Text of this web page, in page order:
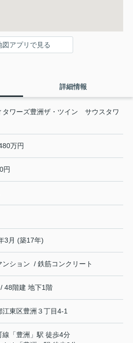
図アプリで見る
詳細情報
タワーズ豊洲ザ・ツイン サウスタワ
万円
円
3月 (築17年)
ンション / 鉄筋コンクリート
48階建 地下1階
江東区豊洲 ３丁目4-1
線 「豊洲 」駅 徒歩4分